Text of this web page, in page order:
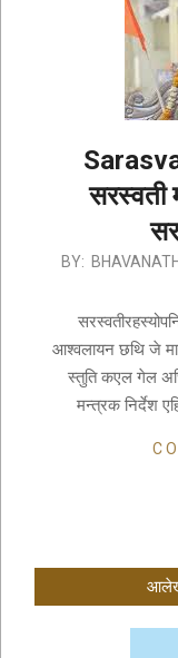
सरस्वती
2020-
BY:
आश्वलायन छथि जे
स्तुति कएल गेल
मन्त्रक निर्देश